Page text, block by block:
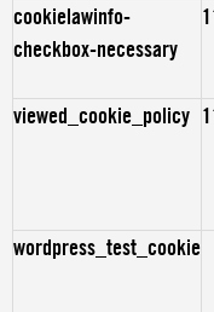
cookielawinfo-
checkbox-necessary
viewed_cookie_policy
wordpress_test_cookie